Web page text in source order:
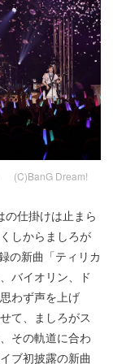
(C)BanG Dream!
仕掛けは止まら
しからましろが
の新曲「ティリカ
バイオリン、ド
わず声を上げ
て、ましろがス
その軌道に合わ
ブ初披露の新曲